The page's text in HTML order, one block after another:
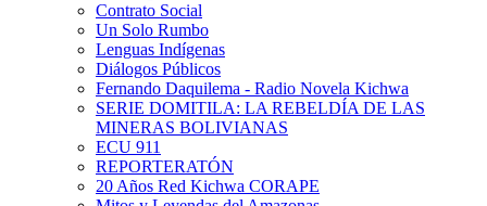
Contrato Social
Un Solo Rumbo
Lenguas Indígenas
Diálogos Públicos
Fernando Daquilema - Radio Novela Kichwa
SERIE DOMITILA: LA REBELDÍA DE LAS
MINERAS BOLIVIANAS
ECU 911
REPORTERATÓN
20 Años Red Kichwa CORAPE